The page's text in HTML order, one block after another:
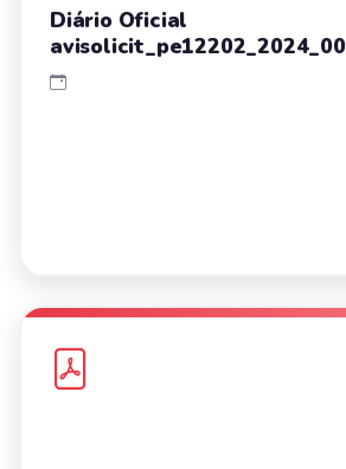
Diário Oficial